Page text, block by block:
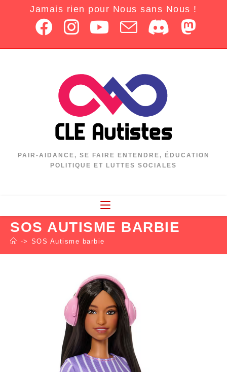
Jamais rien pour Nous sans Nous !
PAIR-AIDANCE, SE FAIRE ENTENDRE, ÉDUCATION
POLITIQUE ET LUTTES SOCIALES
SOS AUTISME BARBIE
-> SOS Autisme barbie